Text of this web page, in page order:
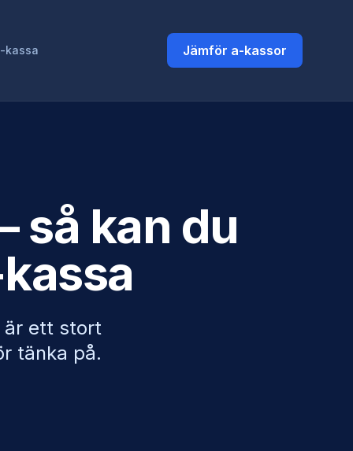
kassa Jämför a-kassor
så kan du
är ett stort
tänka på.